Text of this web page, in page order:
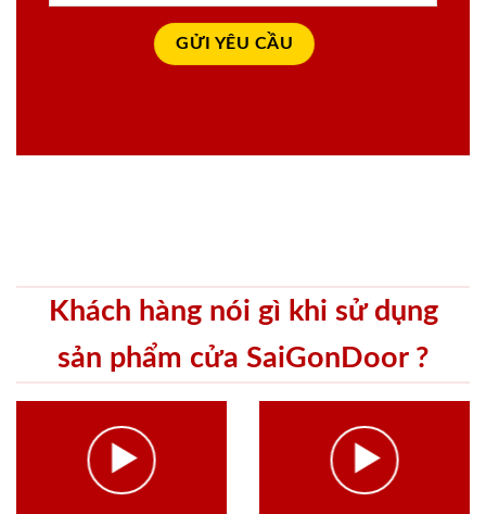
Khách hàng nói gì khi sử dụng
sản phẩm cửa SaiGonDoor ?